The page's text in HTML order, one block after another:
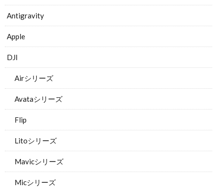
Antigravity
Apple
DJI
Airシリーズ
Avataシリーズ
Flip
Litoシリーズ
Mavicシリーズ
Micシリーズ